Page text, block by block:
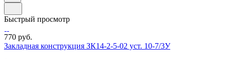
Быстрый просмотр
770 руб.
Закладная конструкция ЗК14-2-5-02 уст. 10-7/3У